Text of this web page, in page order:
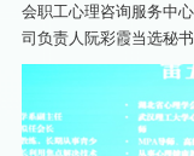
会职工心理咨询服务中
司负责人阮彩霞当选秘书